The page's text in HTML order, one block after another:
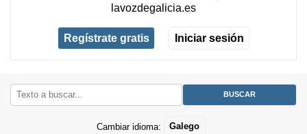
lavozdegalicia.es
Regístrate gratis Iniciar sesión
Cambiar idioma: Galego